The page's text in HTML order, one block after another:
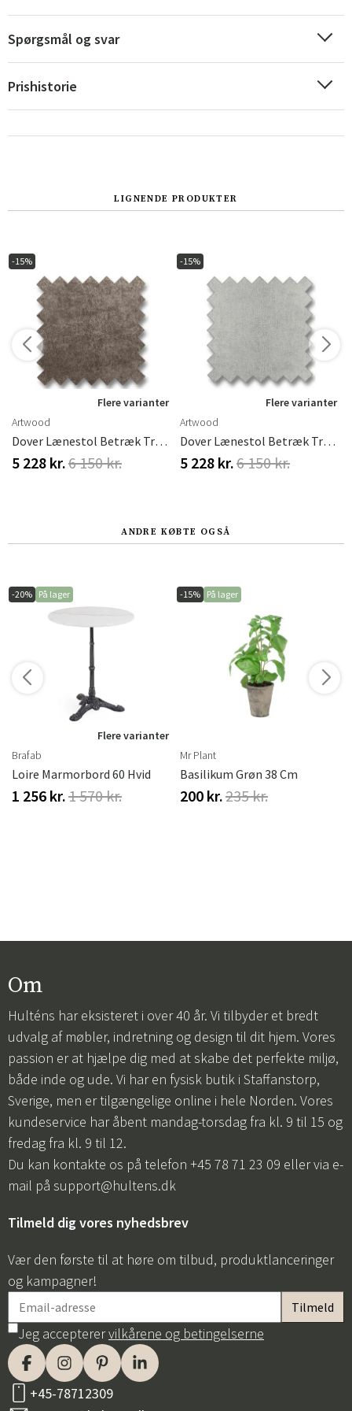
Suomi
Spørgsmål og svar
Prishistorie
LIGNENDE PRODUKTER
-15%
Flere varianter
Artwood
Dover Lænestol Betræk True Brown
5 228 kr.6 150 kr.
-15%
Flere varianter
Artwood
Dover Lænestol Betræk True Nature
5 228 kr.6 150 kr.
ANDRE KØBTE OGSÅ
-20% På lager
Flere varianter
Brafab
Loire Marmorbord 60 Hvid
1 256 kr.1 570 kr.
-15% På lager
Mr Plant
Basilikum Grøn 38 Cm
200 kr.235 kr.
Om
Hulténs har eksisteret i over 40 år. Vi tilbyder et bredt
udvalg af møbler, indretning og design til dit hjem. Vores
passion er at hjælpe dig med at skabe det perfekte miljø,
både inde og ude. Vi har en fysisk butik i Staffanstorp,
Sverige, men er tilgængelige online i hele Norden. Vores
kundeservice har åbent mandag-torsdag fra kl. 9 til 15 og
fredag fra kl. 9 til 12.
Du kan kontakte os på telefon +45 78 71 23 09 eller via e-
mail på support@hultens.dk
Tilmeld dig vores nyhedsbrev
Vær den første til at høre om tilbud, produktlanceringer
og kampagner!
Jeg accepterervilkårene og betingelserne
+45-78712309